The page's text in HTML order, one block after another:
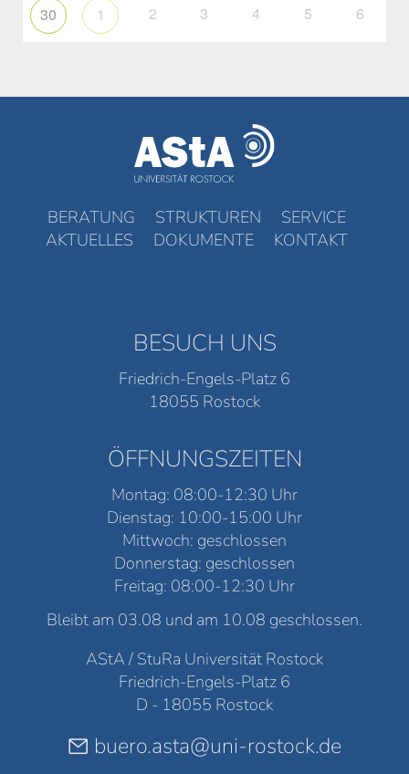
30 1 2 3 4 5 6
BERATUNG STRUKTUREN
SERVICE
AKTUELLES
DOKUMENTE KONTAKT
BESUCH UNS
Friedrich-Engels-Platz 6
18055 Rostock
ÖFFNUNGSZEITEN
Montag: 08:00-12:30 Uhr
Dienstag: 10:00-15:00 Uhr
Mittwoch: geschlossen
Donnerstag: geschlossen
Freitag: 08:00-12:30 Uhr
Bleibt am 03.08 und am 10.08 geschlossen.
AStA / StuRa Universität Rostock
Friedrich-Engels-Platz 6
D - 18055 Rostock
buero.asta@uni-rostock.de